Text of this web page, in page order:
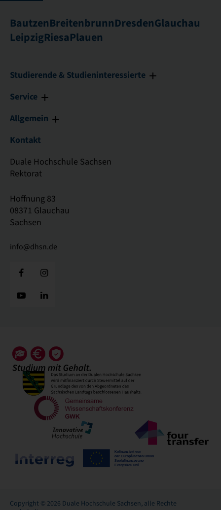
BautzenBreitenbrunnDresdenGlauchau
LeipzigRiesaPlauen
Studierende & Studieninteressierte
Service
Allgemein
Kontakt
Duale Hochschule Sachsen
Rektorat
Hoffnung 83
08371 Glauchau
Sachsen
info@dhsn.de
Copyright © 2026 Duale Hochschule Sachsen, alle Rechte